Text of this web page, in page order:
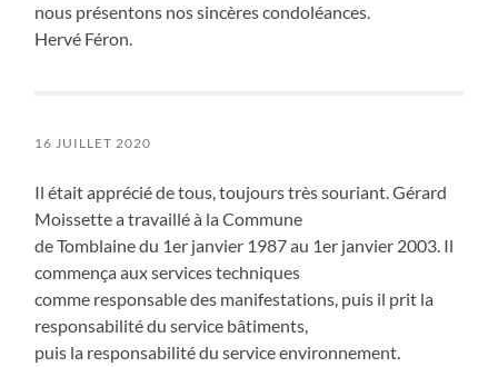
nous présentons nos sincères condoléances.
Hervé Féron.
16 JUILLET 2020
Il était apprécié de tous, toujours très souriant. Gérard
Moissette a travaillé à la Commune
de Tomblaine du 1er janvier 1987 au 1er janvier 2003. Il
commença aux services techniques
comme responsable des manifestations, puis il prit la
responsabilité du service bâtiments,
puis la responsabilité du service environnement.